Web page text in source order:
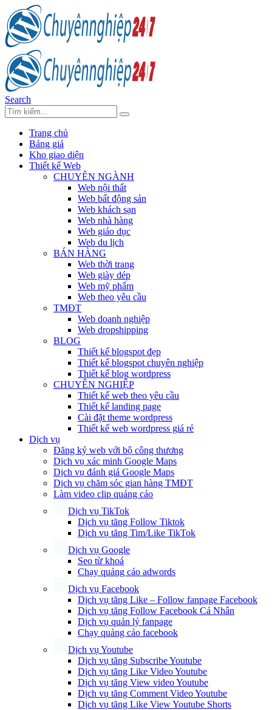
Search
Trang chủ
Bảng giá
Kho giao diện
Thiết kế Web
CHUYÊN NGÀNH
Web nội thất
Web bất động sản
Web khách sạn
Web nhà hàng
Web giáo dục
Web du lịch
BÁN HÀNG
Web thời trang
Web giày dép
Web mỹ phẩm
Web theo yêu cầu
TMĐT
Web doanh nghiệp
Web dropshipping
BLOG
Thiết kế blogspot đẹp
Thiết kế blogspot chuyên nghiệp
Thiết kế blog wordpress
CHUYÊN NGHIỆP
Thiết kế web theo yêu cầu
Thiết kế landing page
Cài đặt theme wordpress
Thiết kế web wordpress giá rẻ
Dịch vụ
Đăng ký web với bộ công thương
Dịch vụ xác minh Google Maps
Dịch vụ đánh giá Google Maps
Dịch vụ chăm sóc gian hàng TMĐT
Làm video clip quảng cáo
Dịch vụ TikTok
Dịch vụ tăng Follow Tiktok
Dịch vụ tăng Tim/Like TikTok
Dịch vụ Google
Seo từ khoá
Chạy quảng cáo adwords
Dịch vụ Facebook
Dịch vụ tăng Like – Follow fanpage Facebook
Dịch vụ tăng Follow Facebook Cá Nhân
Dịch vụ quản lý fanpage
Chạy quảng cáo facebook
Dịch vụ Youtube
Dịch vụ tăng Subscribe Youtube
Dịch vụ tăng Like Video Youtube
Dịch vụ tăng View video Youtube
Dịch vụ tăng Comment Video Youtube
Dịch vụ tăng Like View Youtube Shorts